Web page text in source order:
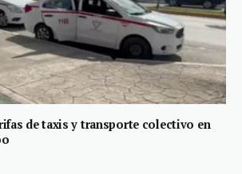
de taxis y transporte colectivo en